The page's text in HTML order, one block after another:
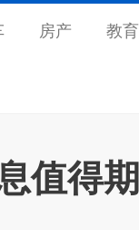
房产 教育
值得期